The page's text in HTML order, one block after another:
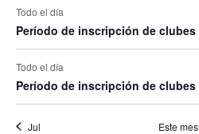
Todo el día
Período de inscripción de clubes
Todo el día
Período de inscripción de clubes
Jul Este mes